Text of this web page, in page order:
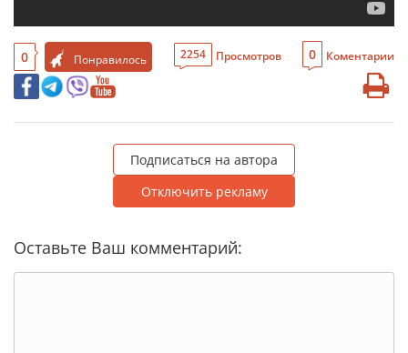
0 Понравилось 2254 Просмотров 0 Коментарии
Подписаться на автора
Отключить рекламу
Оставьте Ваш комментарий: